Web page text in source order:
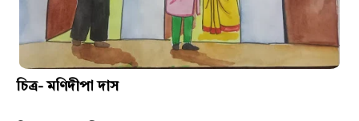
চিত্র- মণিদীপা দাস